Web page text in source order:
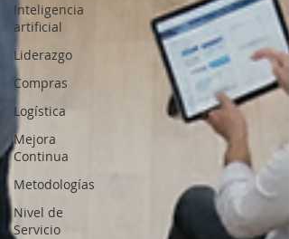
Inteligencia
artificial
Liderazgo
Compras
Logística
Mejora
Continua
Metodologías
Nivel de
Servicio